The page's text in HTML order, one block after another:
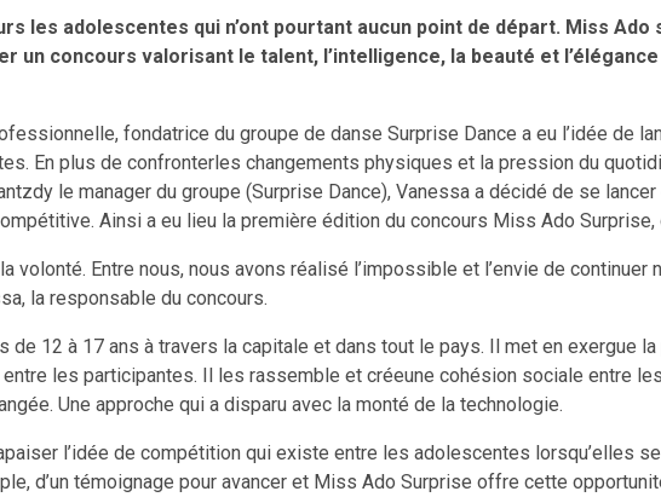
les adolescentes qui n’ont pourtant aucun point de départ. Miss
un concours valorisant le talent, l’intelligence, la beauté et
fondatrice du groupe de danse Surprise Dance a eu l’idée de
En plus de confronterles changements physiques et la pression du
le manager du groupe (Surprise Dance), Vanessa a décidé de se
Ainsi a eu lieu la première édition du concours Miss Ado
volonté. Entre nous, nous avons réalisé l’impossible et l’envie de
la responsable du concours.
12 à 17 ans à travers la capitale et dans tout le pays. Il met en exergue
les participantes. Il les rassemble et créeune cohésion sociale entre
Une approche qui a disparu avec la monté de la technologie.
l’idée de compétition qui existe entre les adolescentes lorsqu’elles
d’un témoignage pour avancer et Miss Ado Surprise offre cette